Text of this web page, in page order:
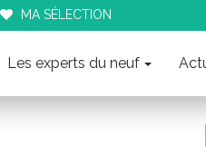
MA SÉLECTION
Les experts du neuf